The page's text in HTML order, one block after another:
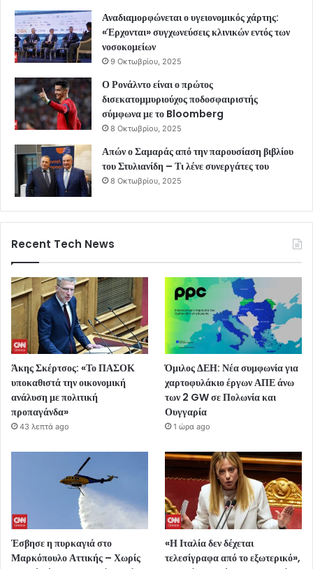
Αναδιαμορφώνεται ο υγειονομικός χάρτης:
«Έρχονται» συγχωνεύσεις κλινικών εντός των
νοσοκομείων
9 Οκτωβρίου, 2025
Ο Ρονάλντο είναι ο πρώτος
δισεκατομμυριούχος ποδοσφαιριστής
σύμφωνα με το Bloomberg
8 Οκτωβρίου, 2025
Απών ο Σαμαράς από την παρουσίαση βιβλίου
του Στυλιανίδη – Τι λένε συνεργάτες του
8 Οκτωβρίου, 2025
Recent Tech News
Άκης Σκέρτσος: «Το ΠΑΣΟΚ
υποκαθιστά την οικονομική
ανάλυση με πολιτική
προπαγάνδα»
43 λεπτά ago
Όμιλος ΔΕΗ: Νέα συμφωνία για
χαρτοφυλάκιο έργων ΑΠΕ άνω
των 2 GW σε Πολωνία και
Ουγγαρία
1 ώρα ago
Έσβησε η πυρκαγιά στο
Μαρκόπουλο Αττικής – Χωρίς
«Η Ιταλία δεν δέχεται
τελεσίγραφα από το εξωτερικό»,